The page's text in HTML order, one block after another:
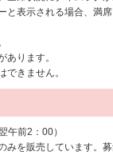
表示される場合、満
ります。
できません。
午前2：00）
を販売しています。